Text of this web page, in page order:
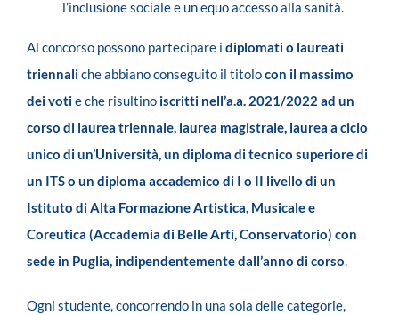
l’inclusione sociale e un equo accesso alla sanità.
Al concorso possono partecipare i diplomati o laureati
triennaliche abbiano conseguito il titolocon il massimo
dei votie che risultino iscritti nell’a.a. 2021/2022 ad un
corso di laurea triennale, laurea magistrale, laurea a ciclo
unico di un’Università, un diploma di tecnico superiore di
un ITS o un diploma accademico di I o II livello di un
Istituto di Alta Formazione Artistica, Musicale e
Coreutica (Accademia di Belle Arti, Conservatorio) con
sede in Puglia, indipendentemente dall’anno di corso.
Ogni studente, concorrendo in una sola delle categorie,